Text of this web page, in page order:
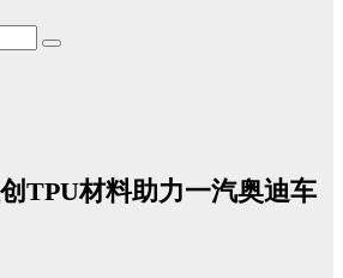
TPU材料助力一汽奥迪车